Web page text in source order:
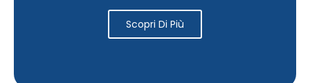
Scopri Di Più